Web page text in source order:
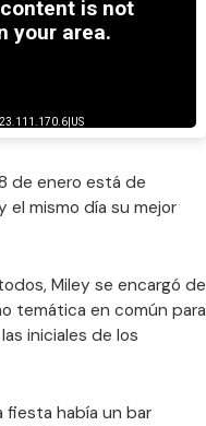
de enero está de
el mismo día su mejor
Miley se encargó de
temática en común para
iniciales de los
fiesta había un bar